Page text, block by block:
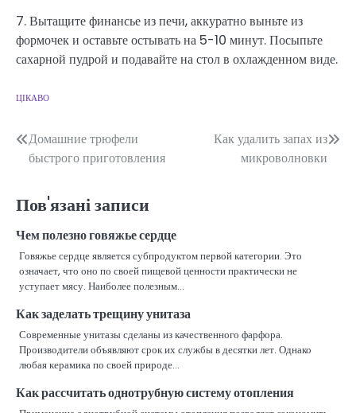
7. Вытащите финансье из печи, аккуратно выньте из
формочек и оставьте остывать на 5-10 минут. Посыпьте
сахарной пудрой и подавайте на стол в охлажденном виде.
ЦІКАВО
Навігація
записів
Домашние трюфели
быстрого приготовления
Как удалить запах из
микроволновки
Пов'язані записи
Чем полезно говяжье сердце
Говяжье сердце является субпродуктом первой категории. Это
означает, что оно по своей пищевой ценности практически не
уступает мясу. Наиболее полезным…
Как заделать трещину унитаза
Современные унитазы сделаны из качественного фарфора.
Производители объявляют срок их службы в десятки лет. Однако
любая керамика по своей природе…
Как рассчитать однотрубную систему отопления